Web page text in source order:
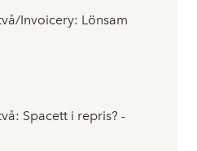
Invoicery: Lönsam
Spacett i repris? -